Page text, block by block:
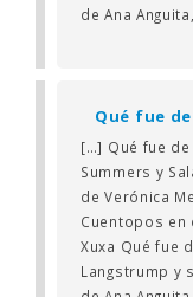
de Ana
Qué fue
[…] Qué fue
Summers y
de Verónica
Cuentopos en
Xuxa Qué fue
Langstrump y